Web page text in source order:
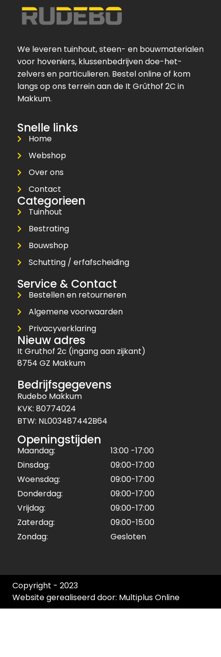
We leveren tuinhout, steen- en bouwmaterialen
voor hoveniers, klussenbedrijven doe-het-
zelvers en particulieren. Bestel online of kom
langs op ons terrein aan de It Grûthof 2C in
Makkum.
Snelle links
Home
Webshop
Over ons
Contact
Categorieen
Tuinhout
Bestrating
Bouwshop
Schutting / erfafscheiding
Service & Contact
Bestellen en retourneren
Algemene voorwaarden
Privacyverklaring
Nieuw adres
It Gruthof 2c (ingang aan zijkant)
8754 GZ Makkum
Bedrijfsgegevens
Rudebo Makkum
KVK: 80774024
BTW: NL003487442B64
Openingstijden
Maandag:
13:00 -17:00
Dinsdag:
09:00-17:00
Woensdag:
09:00-17:00
Donderdag:
09:00-17:00
Vrijdag:
09:00-17:00
Zaterdag:
09:00-15:00
Zondag:
Gesloten
Copyright - 2023
Website gerealiseerd door: Multiplus Online